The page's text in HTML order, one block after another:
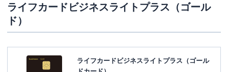
ライフカードビジネスライトプラス（ゴール
ド）
ライフカードビジネスライトプラス（ゴール